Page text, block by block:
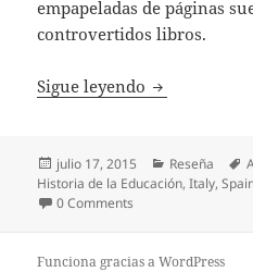
empapeladas de páginas
controvertidos libros.
Sigue leyendo [REVIEW]
Publicado
el
julio 17, 2015 Categorías
Reseña
Historia de la Educación,Italy,
0 Comments
Funciona gracias a WordPress